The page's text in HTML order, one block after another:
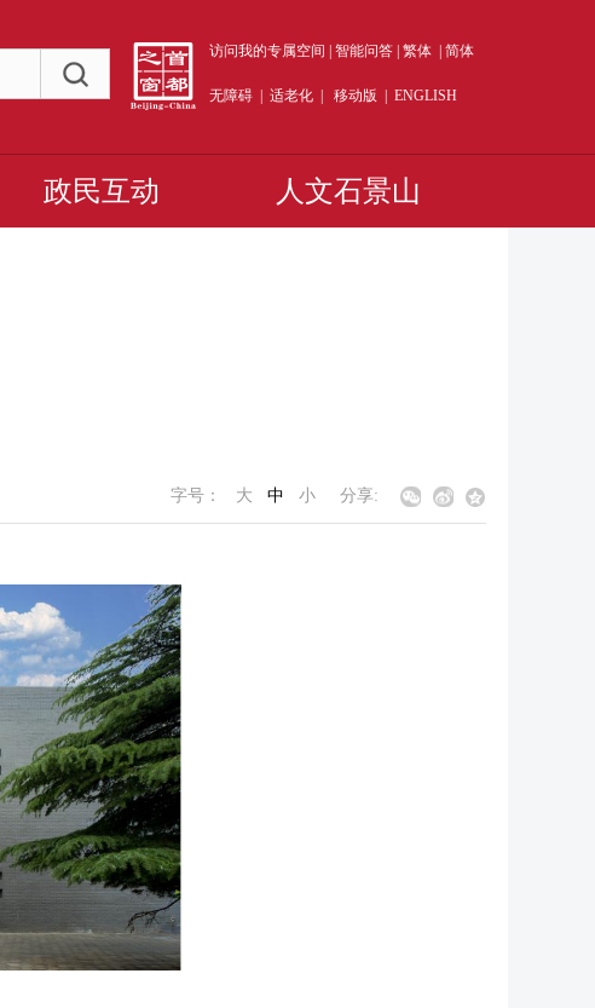
访问我的专属空间 智能问答 繁体 简体
无障碍 适老化 移动版 ENGLISH
政民互动 人文石景山
分享:
字号： 大 中 小